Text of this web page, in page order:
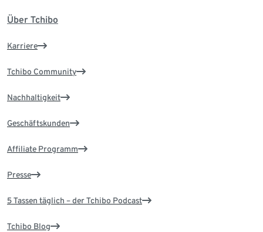
Über Tchibo
Karriere
Tchibo Community
Nachhaltigkeit
Geschäftskunden
Affiliate Programm
Presse
5 Tassen täglich – der Tchibo Podcast
Tchibo Blog